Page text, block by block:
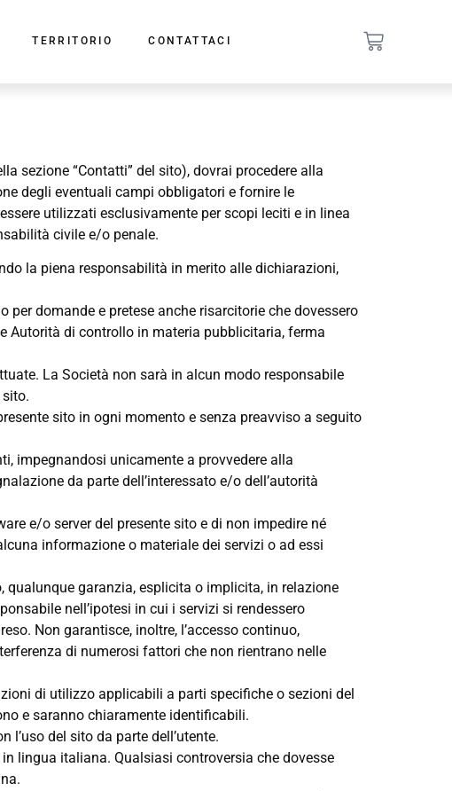
TERRITORIO CONTATTACI
sezione “Contatti” del sito), dovrai procedere alla
degli eventuali campi obbligatori e fornire le
utilizzati esclusivamente per scopi leciti e in linea
civile e/o penale.
la piena responsabilità in merito alle dichiarazioni,
domande e pretese anche risarcitorie che dovessero
Autorità di controllo in materia pubblicitaria, ferma
La Società non sarà in alcun modo responsabile
sito in ogni momento e senza preavviso a seguito
impegnandosi unicamente a provvedere alla
da parte dell’interessato e/o dell’autorità
e/o server del presente sito e di non impedire né
informazione o materiale dei servizi o ad essi
qualunque garanzia, esplicita o implicita, in relazione
nell’ipotesi in cui i servizi si rendessero
Non garantisce, inoltre, l’accesso continuo,
di numerosi fattori che non rientrano nelle
di utilizzo applicabili a parti specifiche o sezioni del
e saranno chiaramente identificabili.
del sito da parte dell’utente.
lingua italiana. Qualsiasi controversia che dovesse